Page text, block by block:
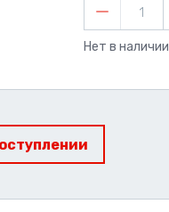
1
Нет в наличии